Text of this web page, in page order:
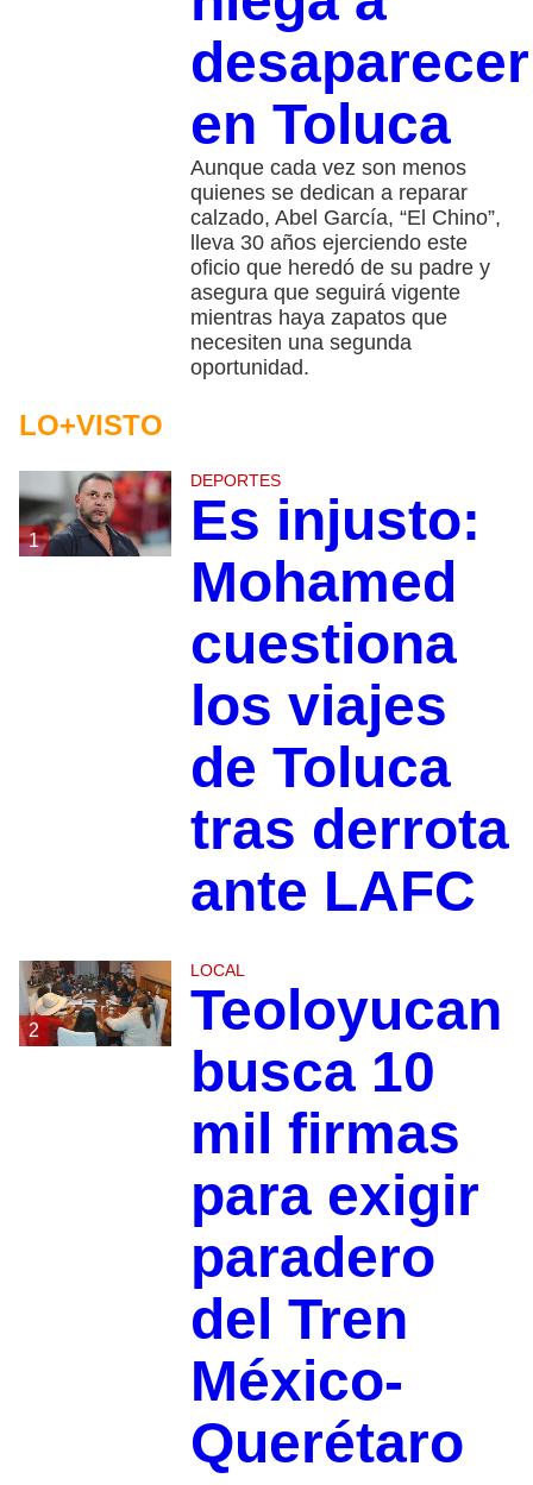
desaparecer
en Toluca
Aunque cada vez son menos
quienes se dedican a reparar
calzado, Abel García, “El Chino”,
lleva 30 años ejerciendo este
oficio que heredó de su padre y
asegura que seguirá vigente
mientras haya zapatos que
necesiten una segunda
oportunidad.
LO+VISTO
1
DEPORTES
Es injusto:
Mohamed
cuestiona
los viajes
de Toluca
tras derrota
ante LAFC
2
LOCAL
Teoloyucan
busca 10
mil firmas
para exigir
paradero
del Tren
México-
Querétaro